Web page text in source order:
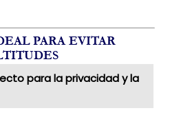
PARA EVITAR
para la privacidad y la